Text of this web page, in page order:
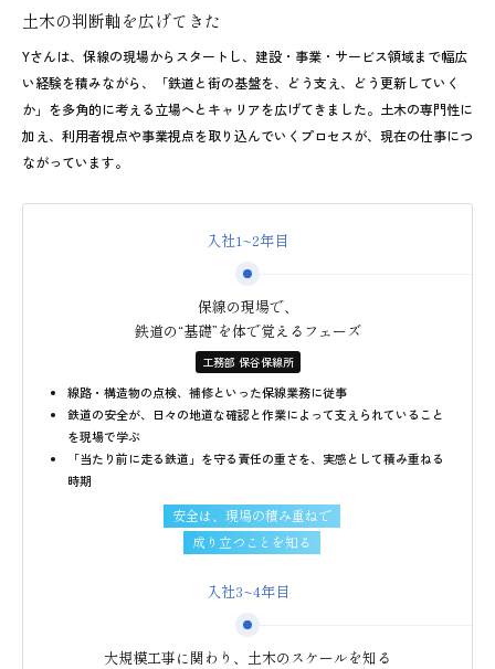
土木の判断軸を広げてきた
Yさんは、保線の現場からスタートし、建設・事業・サービス領域まで幅広
い経験を積みながら、「鉄道と街の基盤を、どう支え、どう更新していく
か」を多角的に考える立場へとキャリアを広げてきました。土木の専門性に
加え、利用者視点や事業視点を取り込んでいくプロセスが、現在の仕事につ
ながっています。
入社1~2年目
保線の現場で、
鉄道の“基礎”を体で覚えるフェーズ
工務部 保谷保線所
線路・構造物の点検、補修といった保線業務に従事
鉄道の安全が、日々の地道な確認と作業によって支えられていること
を現場で学ぶ
「当たり前に走る鉄道」を守る責任の重さを、実感として積み重ねる
時期
安全は、現場の積み重ねで
成り立つことを知る
入社3~4年目
大規模工事に関わり、 土木のスケールを知る